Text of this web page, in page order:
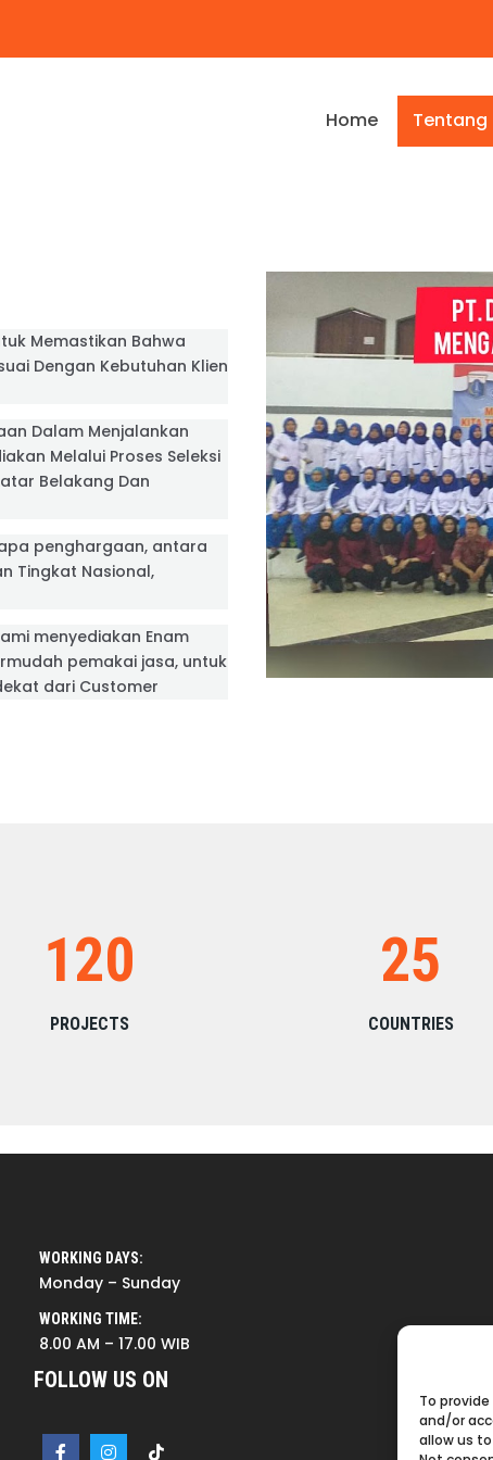
To
and/or
allow us
Home Tentang
Memastikan Bahwa
Dengan Kebutuhan Klien
Dalam Menjalankan
Melalui Proses Seleksi
Belakang Dan
penghargaan, antara
Tingkat Nasional,
menyediakan Enam
pemakai jasa, untuk
dari Customer
120
PROJECTS
25
COUNTRIES
WORKING DAYS:
Monday – Sunday
WORKING TIME:
8.00 AM – 17.00 WIB
FOLLOW US ON